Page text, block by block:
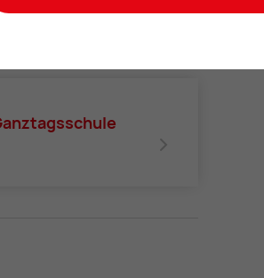
vom Einkommen der Eltern und